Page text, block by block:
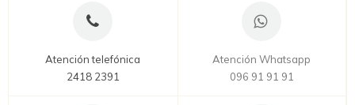
Atención telefónica
2418 2391
Atención Whatsapp
096 91 91 91